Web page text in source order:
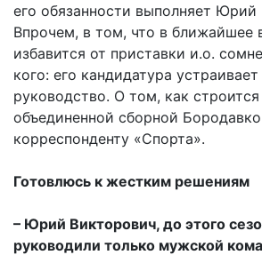
его обязанности выполняет Юрий
Впрочем, в том, что в ближайшее
избавится от приставки и.о.
кого: его кандидатура
руководство. О том, как
объединенной сборной
корреспонденту «Спорта».
Готовлюсь к жестким решениям
– Юрий Викторович, до этого
руководили только мужской